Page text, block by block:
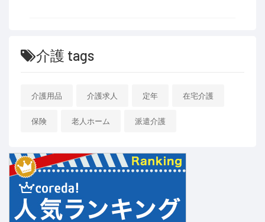
介護 tags
介護用品 介護求人 定年 在宅介護
保険 老人ホーム 派遣介護